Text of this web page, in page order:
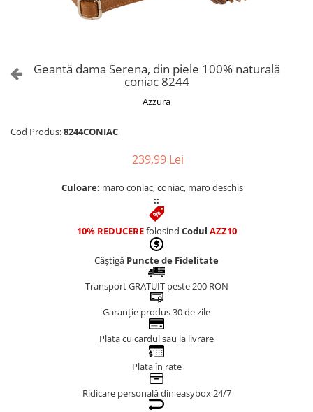
Genți Albe
Genți Bleumarin
Genți Caramel
Geantă dama Serena, din piele 100% naturală
coniac 8244
Azzura
Cod Produs:8244CONIAC
239,99 Lei
Culoare: maro coniac, coniac, maro deschis
::
10% REDUCEREfolosind Codul AZZ10
Câștigă Puncte de Fidelitate
Transport GRATUIT peste 200 RON
Garanție produs 30 de zile
Plata cu cardul sau la livrare
Plata în rate
Ridicare personală din easybox 24/7